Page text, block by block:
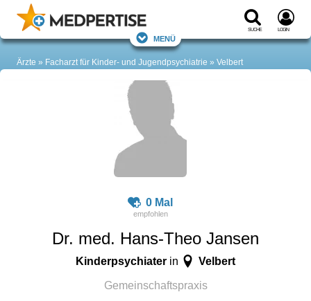
Suche Login
Menü
Ärzte Facharzt für Kinder- und Jugendpsychiatrie Velbert
0 Mal
Dr. med. Hans-Theo Jansen
Kinderpsychiaterin Velbert
Gemeinschaftspraxis